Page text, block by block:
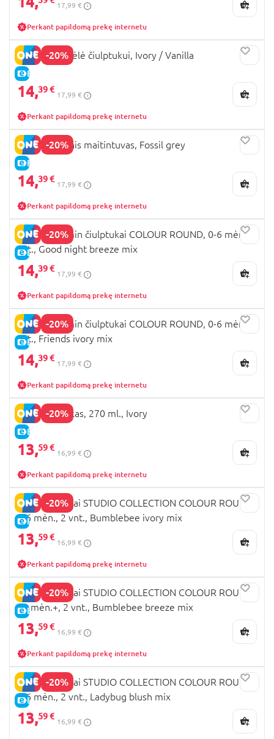
17,99 €
Perkant papildomą prekę internetu
-20%
E-KAINA
BIBS grandinėlė čiulptukui, Ivory / Vanilla
14,39 €
17,99 €
Perkant papildomą prekę internetu
-20%
E-KAINA
BIBS silikoninis maitintuvas, Fossil grey
14,39 €
17,99 €
Perkant papildomą prekę internetu
-20%
E-KAINA
BIBS x Moomin čiulptukai COLOUR ROUND, 0-6 mėn., 2
vnt., Good night breeze mix
14,39 €
17,99 €
Perkant papildomą prekę internetu
-20%
E-KAINA
BIBS x Moomin čiulptukai COLOUR ROUND, 0-6 mėn., 2
vnt., Friends ivory mix
14,39 €
17,99 €
Perkant papildomą prekę internetu
-20%
E-KAINA
BIBS buteliukas, 270 ml., Ivory
13,59 €
16,99 €
Perkant papildomą prekę internetu
-20%
E-KAINA
BIBS čiulptukai STUDIO COLLECTION COLOUR ROUND,
0-6 mėn., 2 vnt., Bumblebee ivory mix
13,59 €
16,99 €
Perkant papildomą prekę internetu
-20%
E-KAINA
BIBS čiulptukai STUDIO COLLECTION COLOUR ROUND,
18 mėn.+, 2 vnt., Bumblebee breeze mix
13,59 €
16,99 €
Perkant papildomą prekę internetu
-20%
E-KAINA
BIBS čiulptukai STUDIO COLLECTION COLOUR ROUND,
0-6 mėn., 2 vnt., Ladybug blush mix
13,59 €
16,99 €